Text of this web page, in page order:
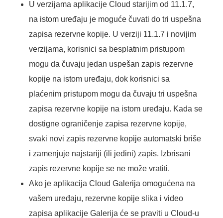
U verzijama aplikacije Cloud starijim od 11.1.7,
na istom uređaju je moguće čuvati do tri uspešna
zapisa rezervne kopije. U verziji 11.1.7 i novijim
verzijama, korisnici sa besplatnim pristupom
mogu da čuvaju jedan uspešan zapis rezervne
kopije na istom uređaju, dok korisnici sa
plaćenim pristupom mogu da čuvaju tri uspešna
zapisa rezervne kopije na istom uređaju. Kada se
dostigne ograničenje zapisa rezervne kopije,
svaki novi zapis rezervne kopije automatski briše
i zamenjuje najstariji (ili jedini) zapis. Izbrisani
zapis rezervne kopije se ne može vratiti.
Ako je aplikacija Cloud Galerija omogućena na
vašem uređaju, rezervne kopije slika i video
zapisa aplikacije Galerija će se praviti u Cloud-u